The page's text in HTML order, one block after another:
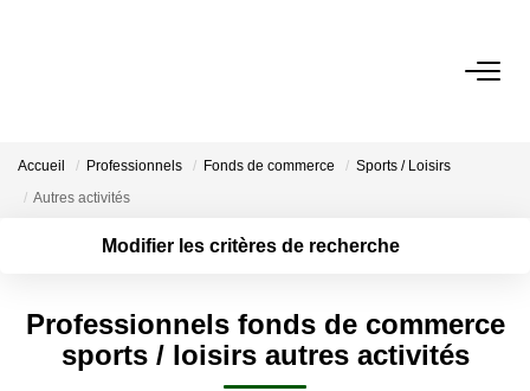
DÉPOSEZ VOTRE RECHERCHE
Accueil Professionnels Fonds de commerce
Sports / Loisirs
Autres activités
Modifier les critères de recherche
transaction
Rayon Plus de critères
Professionnels fonds de commerce
sports / loisirs autres activités